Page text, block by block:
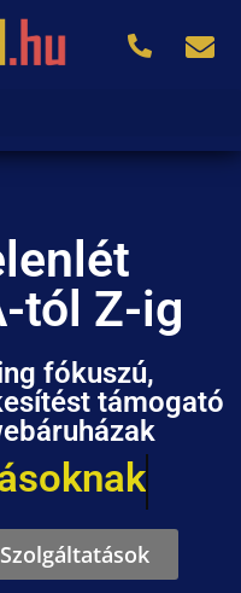
tól Z-ig
fókuszú,
támogató
Szolgáltatások